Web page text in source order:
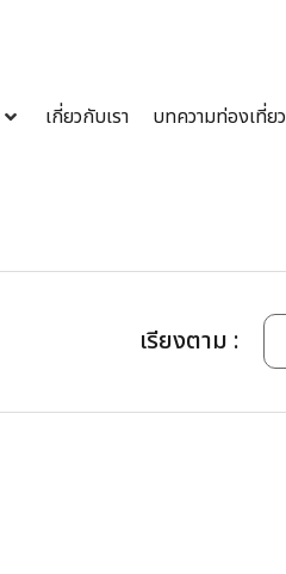
เกี่ยวกับเรา บทความท่องเที่ยว
เรียงตาม :